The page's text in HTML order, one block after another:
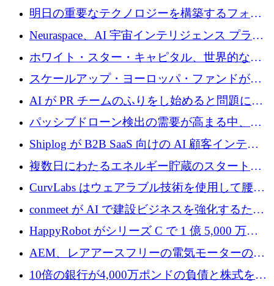
Modal Labsがロンドンオフィスを開設
明日の重要なテクノロジーを構築するフォト
ニクスのスケールアップに対応する
Neuraspace、AI 宇宙インテリジェンス プラッ
トフォームの拡大に 1,560 万ユーロを投資
ホワイト・スター・キャピタル、世界的なス
タートアップをシリーズAからBまで支援する
ために2億5,000万ドルのファンドIVを閉鎖
スケールアップ・ヨーロッパ・ファンドが初
の投資を行い、Iceeyeの10億ユーロのラウンド
を共同主導
AI が PR チームのふりをし始めると問題にな
ります
パッシブドローン検出の需要が高まる中、
Monava が資金調達ラウンドを終了
Shiplog が B2B SaaS 向けの AI 顧客インテリ
ジェンスを構築するために 100 万ドルを調達
複数日にわたるエネルギー貯蔵のスタートア
ップ、Ore Energy が新たな投資ラウンドで
4,300 万ドルを獲得
CurvLabs はウェアラブル技術を使用して腰痛
治療をどのように再考しているか
conmeet が AI で建設ビジネスを強化するため
に 600 万ユーロを調達
HappyRobot がシリーズ C で 1 億 5,000 万ド
ルを獲得し、企業運営向けにエージェント AI
を拡張
AEM、レアアースフリーの電気モーターの革
新を加速するために1,600万ポンドを確保
10倍の銀行が4,000万ポンドの負債と株式を調